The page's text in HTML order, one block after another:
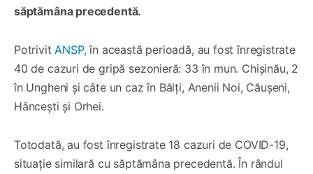
săptămâna precedentă.
Potrivit ANSP,în această perioadă, au fost înregistrate
40 de cazuri de gripă sezonieră: 33 în mun. Chișinău, 2
în Ungheni și câte un caz în Bălți, Anenii Noi, Căușeni,
Hâncești și Orhei.
Totodată, au fost înregistrate 18 cazuri de COVID-19,
situație similară cu săptămâna precedentă. În rândul